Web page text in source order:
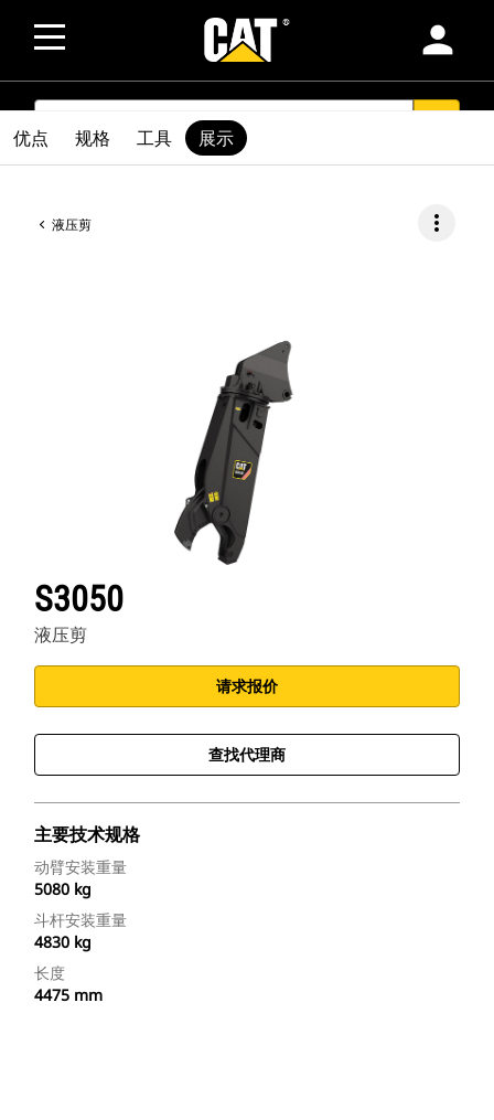
person
SEARCH
液压剪 more_vert
S3050
液压剪
请求报价
查找代理商
主要技术规格
动臂安装重量
5080 kg
斗杆安装重量
4830 kg
长度
4475 mm
优点 规格 工具 展示